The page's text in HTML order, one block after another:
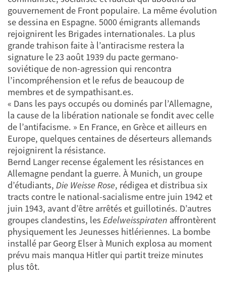
gouvernement de Front populaire. La même évolution
se dessina en Espagne. 5000 émigrants allemands
rejoignirent les Brigades internationales. La plus
grande trahison faite à l’antiracisme restera la
signature le 23 août 1939 du pacte germano-
soviétique de non-agression qui rencontra
l’incompréhension et le refus de beaucoup de
membres et de sympathisant.es.
« Dans les pays occupés ou dominés par l’Allemagne,
la cause de la libération nationale se fondit avec celle
de l’antifacisme. » En France, en Grèce et ailleurs en
Europe, quelques centaines de déserteurs allemands
rejoignirent la résistance.
Bernd Langer recense également les résistances en
Allemagne pendant la guerre. À Munich, un groupe
d’étudiants, Die Weisse Rose, rédigea et distribua six
tracts contre le national-sacialisme entre juin 1942 et
juin 1943, avant d’être arrêtés et guillotinés. D’autres
groupes clandestins, les Edelweisspiraten affrontèrent
physiquement les Jeunesses hitlériennes. La bombe
installé par Georg Elser à Munich explosa au moment
prévu mais manqua Hitler qui partit treize minutes
plus tôt.